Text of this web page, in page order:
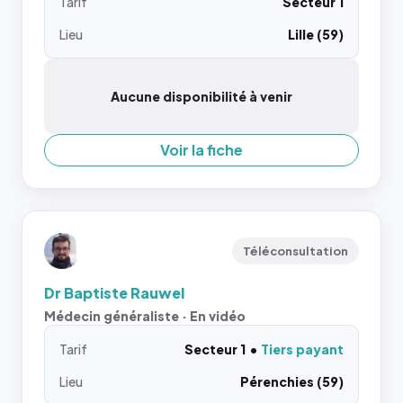
Lieu
Lille (59)
Aucune disponibilité à venir
Voir la fiche
Téléconsultation
Dr Baptiste Rauwel
Médecin généraliste · En vidéo
Tarif Secteur 1
Tiers payant
Lieu
Pérenchies (59)